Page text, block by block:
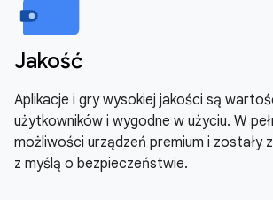
Jakość
Aplikacje i gry wysokiej jakości są
użytkowników i wygodne w użyciu. W
możliwości urządzeń premium i zostały
z myślą o bezpieczeństwie.